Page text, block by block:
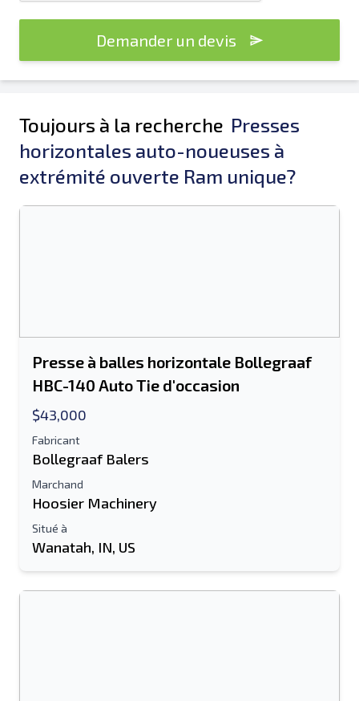
Demander un devis
Toujours à la recherche Presses
horizontales auto-noueuses à
extrémité ouverte Ram unique?
Presse à balles horizontale Bollegraaf
HBC-140 Auto Tie d'occasion
$43,000
Fabricant
Bollegraaf Balers
Marchand
Hoosier Machinery
Situé à
Wanatah, IN, US